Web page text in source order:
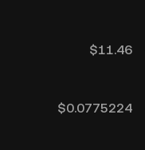
$11.46
$0.0775224